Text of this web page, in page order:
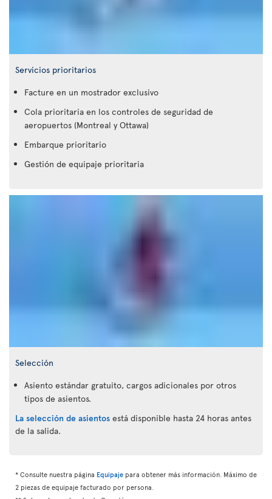
Servicios prioritarios
Facture en un mostrador exclusivo
Cola prioritaria en los controles de seguridad de
aeropuertos (Montreal y Ottawa)
Embarque prioritario
Gestión de equipaje prioritaria
Selección
Asiento estándar gratuito, cargos adicionales por otros
tipos de asientos.
La selección de asientos está disponible hasta 24 horas antes
de la salida.
* Consulte nuestra página Equipaje para obtener más información. Máximo de
2 piezas de equipaje facturado por persona.